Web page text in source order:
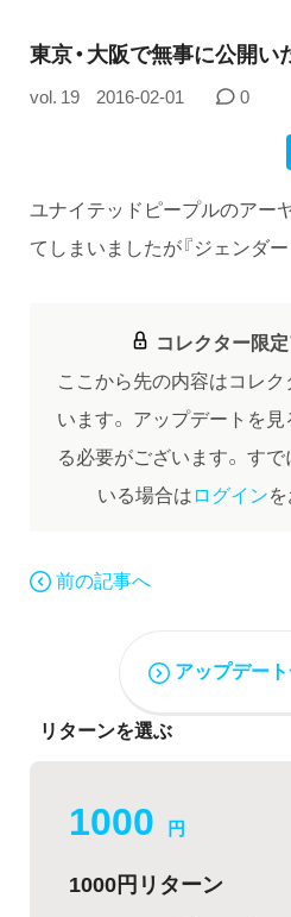
東京・大阪で無事に公開い
vol. 19 2016-02-01 0
ユナイテッドピープルのアー
てしまいましたが『ジェンダー
コレクター限
ここから先の内容はコレ
います。 アップデートを
る必要がございます。 すで
いる場合はログイン
前の記事へ
アップデー
リターンを選ぶ
1000 円
1000円リターン